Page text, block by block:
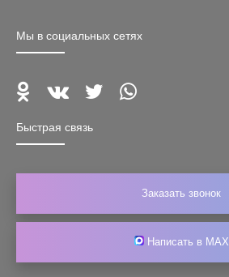
Мы в социальных сетях
Быстрая связь
Заказать звонок
Написать в MAX